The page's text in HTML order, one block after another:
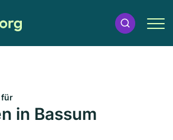
für
in Bassum